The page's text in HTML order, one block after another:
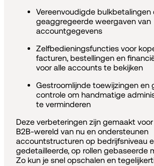
Vereenvoudigde
geaggregeerde weergaven van
accountgegevens
Zelfbedieningsfuncties voor
facturen, bestellingen en
voor alle accounts te bekijken
Gestroomlijnde toewijzingen en
controle om handmatige
te verminderen
Deze verbeteringen zijn gemaakt
B2B-wereld van nu en ondersteunen
accountstructuren op bedrijfsniveau
gedetailleerde, op rollen gebaseerde
Zo kun je snel opschalen en